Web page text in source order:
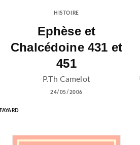
HISTOIRE
Ephèse et
Chalcédoine 431 et
451
P.Th Camelot
24/05/2006
FAYARD